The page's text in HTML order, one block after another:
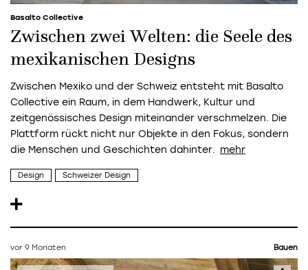
Basalto Collective
Zwischen zwei Welten: die Seele des
mexikanischen Designs
Zwischen Mexiko und der Schweiz entsteht mit Basalto
Collective ein Raum, in dem Handwerk, Kultur und
zeitgenössisches Design miteinander verschmelzen. Die
Plattform rückt nicht nur Objekte in den Fokus, sondern
die Menschen und Geschichten dahinter.
Design Schweizer Design
vor 9 Monaten Bauen